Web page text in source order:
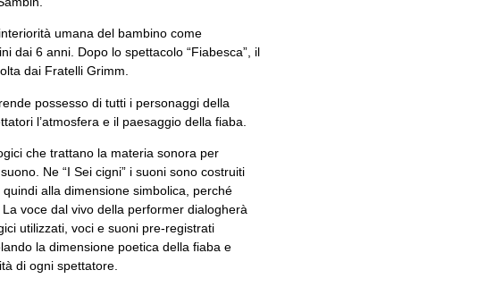
umana del bambino come
dai 6 anni. Dopo lo spettacolo “Fiabesca”, il
dai Fratelli Grimm.
possesso di tutti i personaggi della
l’atmosfera e il paesaggio della fiaba.
che trattano la materia sonora per
Ne “I Sei cigni” i suoni sono costruiti
alla dimensione simbolica, perché
voce dal vivo della performer dialogherà
utilizzati, voci e suoni pre-registrati
la dimensione poetica della fiaba e
di ogni spettatore.